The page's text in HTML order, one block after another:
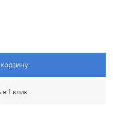
в 1 клик